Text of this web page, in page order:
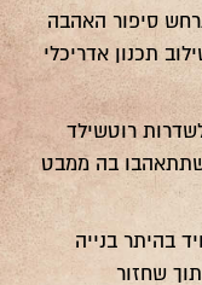
סיפור האהבה
תכנון אדריכלי
רוטשילד
שתתאהבו בה ממבט
בהיתר בנייה
שחזור